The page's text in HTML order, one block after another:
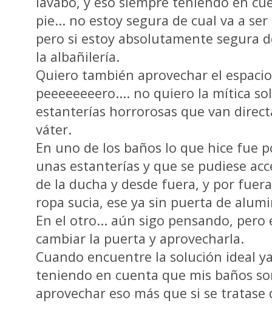
pie... no estoy segura de cual va a
pero si estoy absolutamente segura
la albañilería.
Quiero también aprovechar el
peeeeeeeero.... no quiero la mítica
estanterías horrorosas que van
váter.
En uno de los baños lo que hice fue
unas estanterías y que se pudiese
de la ducha y desde fuera, y por
ropa sucia, ese ya sin puerta de
En el otro... aún sigo pensando,
cambiar la puerta y aprovecharla.
Cuando encuentre la solución ideal
teniendo en cuenta que mis baños
aprovechar eso más que si se